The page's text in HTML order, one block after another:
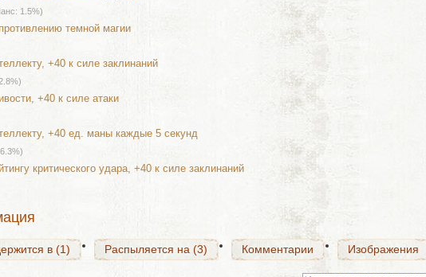
1.5%)
темной магии
+40 к силе заклинаний
+40 к силе атаки
+40 ед. маны каждые 5 секунд
критического удара, +40 к силе заклинаний
в (1) Комментарии
Комментарии
в (1) Распыляется на (3) Комментарии Изображения